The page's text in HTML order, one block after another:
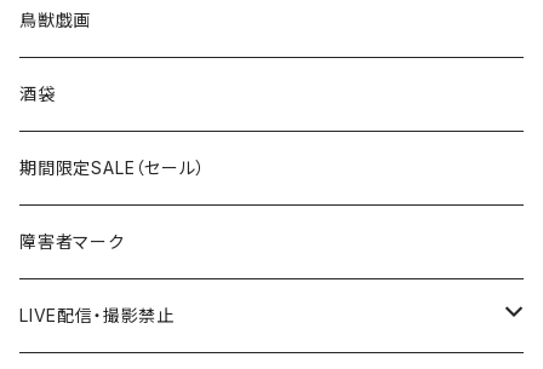
国道600～699号線
国道700～799号線
ROUTE100～199号線
ROUTE600～699号線
ROUTE 0～99号線
ROUTE 100～199号線
キャップ
ROUTE 0～99号線
ROUTE 100～199号線
青森県
岩手県
宮城県
秋田県
Tシャツ
山形県
ステッカー
鳥獣戯画
酒袋
期間限定SALE（セール）
障害者マーク
LIVE配信・撮影禁止